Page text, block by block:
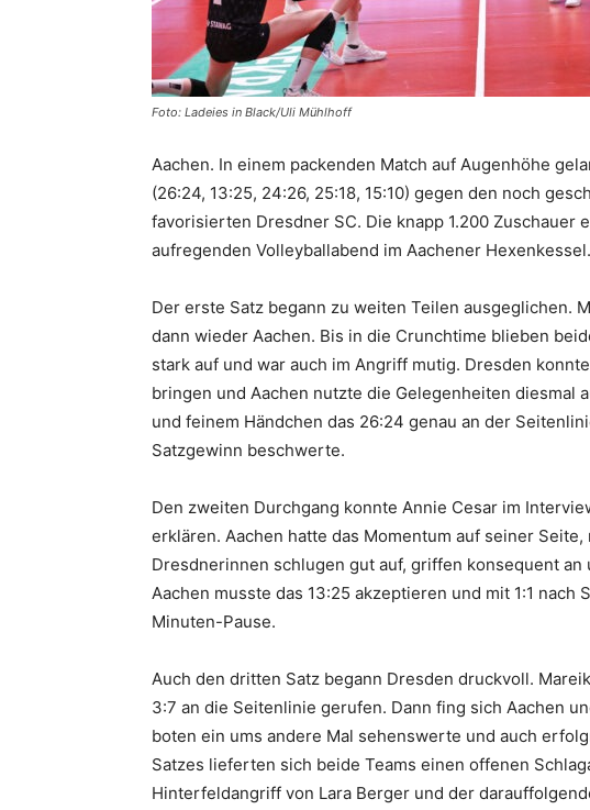
Foto: Ladeies in Black/Uli Mühlhoff
Aachen. In einem packenden Match auf Augenhöhe
(26:24, 13:25, 24:26, 25:18, 15:10) gegen den noch
favorisierten Dresdner SC. Die knapp 1.200
aufregenden Volleyballabend im Aachener Hexenkessel.
Der erste Satz begann zu weiten Teilen ausgeglichen.
dann wieder Aachen. Bis in die Crunchtime blieben
stark auf und war auch im Angriff mutig. Dresden
bringen und Aachen nutzte die Gelegenheiten diesmal
und feinem Händchen das 26:24 genau an der
Satzgewinn beschwerte.
Den zweiten Durchgang konnte Annie Cesar im
erklären. Aachen hatte das Momentum auf seiner
Dresdnerinnen schlugen gut auf, griffen konsequent
Aachen musste das 13:25 akzeptieren und mit 1:1 nach
Minuten-Pause.
Auch den dritten Satz begann Dresden druckvoll.
3:7 an die Seitenlinie gerufen. Dann fing sich Aachen
boten ein ums andere Mal sehenswerte und auch
Satzes lieferten sich beide Teams einen offenen
Hinterfeldangriff von Lara Berger und der